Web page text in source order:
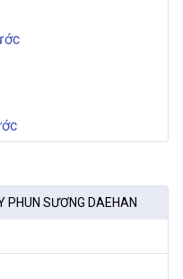
PHUN SƯƠNG DAEHAN